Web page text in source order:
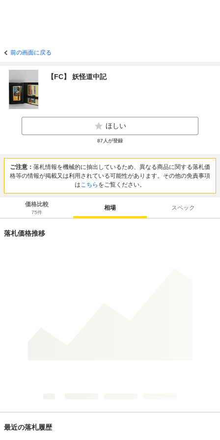
前の画面に戻る
【FC】 妖怪道中記
ほしい
87 人が登録
ご注意： 落札情報を機械的に抽出しているため、異なる商品に関する落札価
格等の情報が掲載又は利用されている可能性があります。その他の免責事項
はこちら をご覧ください。
価格比較
75件
相場 スペック
落札価格推移
最近の落札履歴